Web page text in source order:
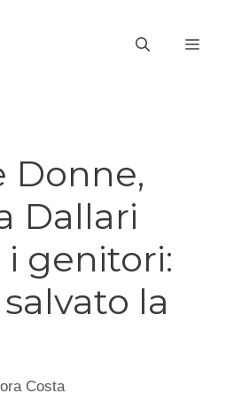
Donne,
Dallari
genitori:
la
Costa